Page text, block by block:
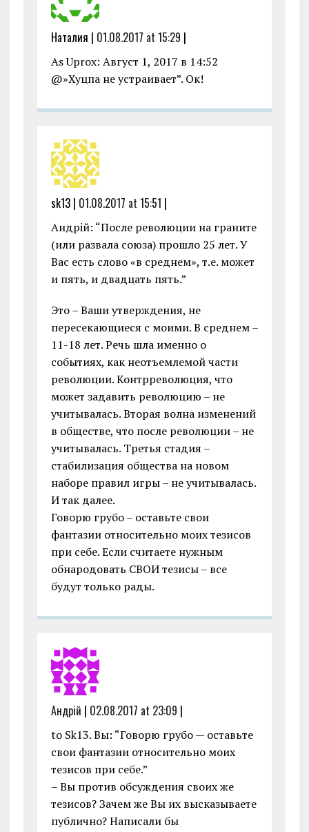
Наталия | 01.08.2017 at 15:29 |
As Uprox: Август 1, 2017 в 14:52
@»Хуцпа не устраивает”. Ок!
sk13 | 01.08.2017 at 15:51 |
Андрiй: “После революции на граните
(или развала союза) прошло 25 лет. У
Вас есть слово «в среднем», т.е. может
и пять, и двадцать пять.”
Это – Ваши утверждения, не
пересекающиеся с моими. В среднем –
11-18 лет. Речь шла именно о
событиях, как неотъемлемой части
революции. Контрреволюция, что
может задавить революцию – не
учитывалась. Вторая волна изменений
в обществе, что после революции – не
учитывалась. Третья стадия –
стабилизация общества на новом
наборе правил игры – не учитывалась.
И так далее.
Говорю грубо – оставьте свои
фантазии относительно моих тезисов
при себе. Если считаете нужным
обнародовать СВОИ тезисы – все
будут только рады.
Андрiй | 02.08.2017 at 23:09 |
to Sk13. Вы: “Говорю грубо — оставьте
свои фантазии относительно моих
тезисов при себе.”
– Вы против обсуждения своих же
тезисов? Зачем же Вы их высказываете
публично? Написали бы